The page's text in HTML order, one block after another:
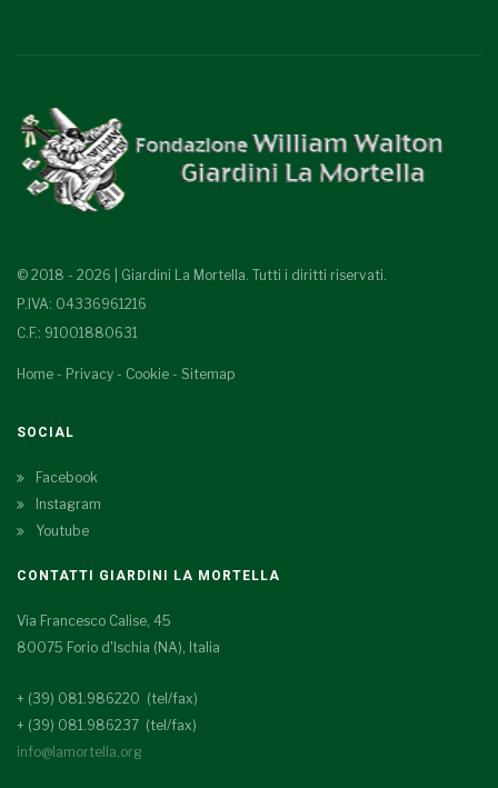
© 2018 - 2026 | Giardini La Mortella. Tutti i diritti riservati.
P.IVA: 04336961216
C.F.: 91001880631
Home - Privacy - Cookie - Sitemap
SOCIAL
Facebook
Instagram
Youtube
CONTATTI GIARDINI LA MORTELLA
Via Francesco Calise, 45
80075 Forio d'Ischia (NA), Italia
+ (39) 081.986220 (tel/fax)
+ (39) 081.986237 (tel/fax)
info@lamortella.org